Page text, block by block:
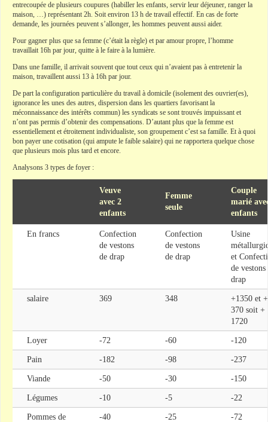
entrecoupée de plusieurs coupures (habiller les enfants, servir leur déjeuner, ranger la
maison, …) représentant 2h. Soit environ 13 h de travail effectif. En cas de forte
demande, les journées peuvent s’allonger, les hommes peuvent aussi aider.
Pour gagner plus que sa femme (c’était la règle) et par amour propre, l’homme
travaillait 16h par jour, quitte à le faire à la lumière.
Dans une famille, il arrivait souvent que tout ceux qui n’avaient pas à entretenir la
maison, travaillent aussi 13 à 16h par jour.
De part la configuration particulière du travail à domicile (isolement des ouvrier(es),
ignorance les unes des autres, dispersion dans les quartiers favorisant la
méconnaissance des intérêts commun) les syndicats se sont trouvés impuissant et
n’ont pas permis d’obtenir des compensations. D’autant plus que la femme est
essentiellement et étroitement individualiste, son groupement c’est sa famille. Et à quoi
bon payer une cotisation (qui ampute le faible salaire) qui ne rapportera quelque chose
que plusieurs mois plus tard et encore.
Analysons 3 types de foyer :
Veuve
avec 2
enfants
Femme
seule
Couple
marié
enfants
En francs
Confection
de vestons
de drap
Confection
de vestons
de drap
Usine
et
de vestons
drap
salaire 369 348
+1350 et +
370 soit +
1720
Loyer -72 -60 -120
Pain -182 -98 -237
Viande -50 -30 -150
Légumes -10 -5 -22
Pommes de
-40 -25 -72